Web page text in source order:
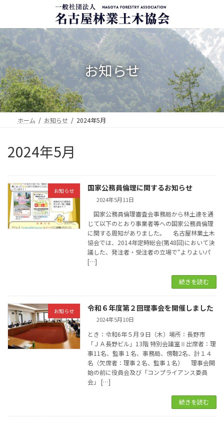
ン
ツ
へ
ス
キ
ッ
プ
ー
シ
ョ
ン
に
移
動
お知らせ
ホーム お知らせ 2024年5月
2024年5月
お知らせ 国家公務員倫理に関するお知らせ
2024年5月11日
国家公務員倫理審査会事務局から林土連を通
じて以下のとおり事業者等への国家公務員倫理
に関する周知がありました。 名古屋林業土木
協会では、2014年定時総会(第48回)において決
議した、発注者・受注者の立場で“よりよいパ
[…]
続きを読む
お知らせ 令和６年度第２回理事会を開催しました
2024年5月10日
とき：令和6年５月９日（木）場所：長野市
「ＪＡ長野ビル」13階 特別会議室Ⅱ出席者：理
事11名、監事１名、事務局、傍聴2名、計１４
名（欠席者：理事２名、監事１名） 理事会開
始の前に役員会及び「コンプライアンス委員
会」 […]
続きを読む